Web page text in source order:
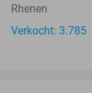
Rhenen
Verkocht: 3.785